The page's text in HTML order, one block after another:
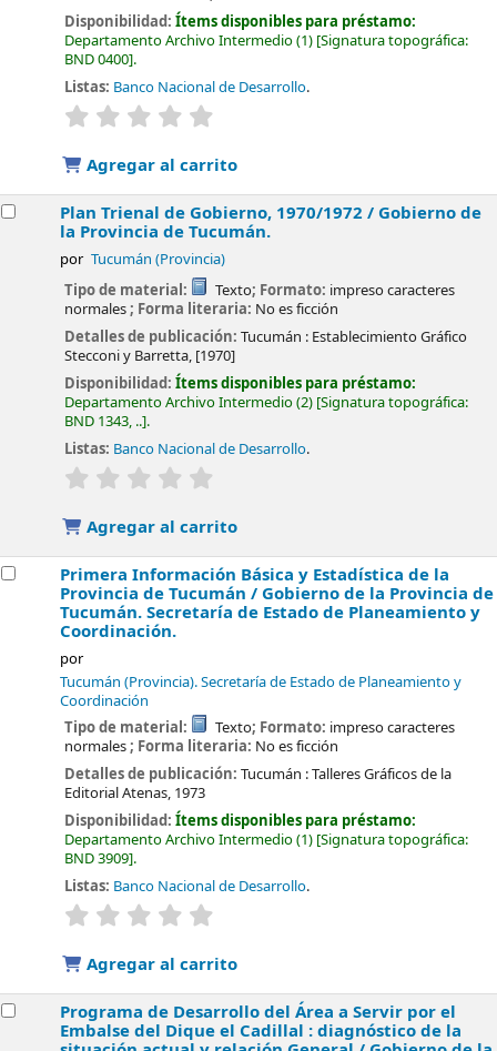
Disponibilidad:Ítems disponibles para préstamo:
Departamento Archivo Intermedio(1) Signatura topográfica:
BND 0400 .
Listas: Banco Nacional de Desarrollo.
valoración
Agregar al carrito
Plan Trienal de Gobierno, 1970/1972 / Gobierno de
la Provincia de Tucumán.
por Tucumán (Provincia)
Tipo de material: Texto; Formato: impreso caracteres
normales; Forma literaria: No es ficción
Detalles de publicación:Tucumán : Establecimiento Gráfico
Stecconi y Barretta, [1970]
Disponibilidad:Ítems disponibles para préstamo:
Departamento Archivo Intermedio(2) Signatura topográfica:
BND 1343, .. .
Listas: Banco Nacional de Desarrollo.
valoración
Agregar al carrito
Primera Información Básica y Estadística de la
Provincia de Tucumán / Gobierno de la Provincia de
Tucumán. Secretaría de Estado de Planeamiento y
Coordinación.
por
Tucumán (Provincia). Secretaría de Estado de Planeamiento y
Coordinación
Tipo de material: Texto; Formato: impreso caracteres
normales; Forma literaria: No es ficción
Detalles de publicación:Tucumán :Talleres Gráficos de la
Editorial Atenas, 1973
Disponibilidad:Ítems disponibles para préstamo:
Departamento Archivo Intermedio(1) Signatura topográfica:
BND 3909 .
Listas: Banco Nacional de Desarrollo.
valoración
Agregar al carrito
Programa de Desarrollo del Área a Servir por el
Embalse del Dique el Cadillal : diagnóstico de la